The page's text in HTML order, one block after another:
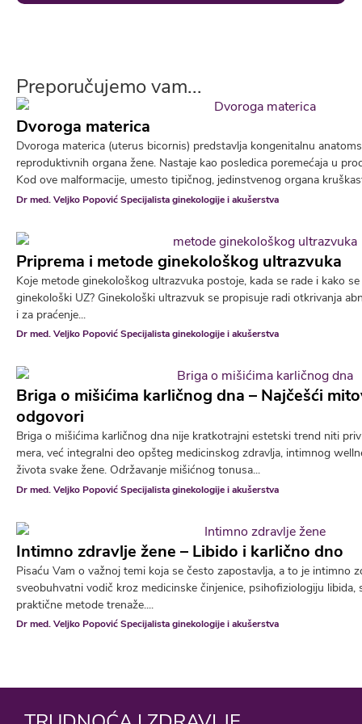
Preporučujemo vam...
Dvoroga materica
Dvoroga materica (uterus bicornis) predstavlja kongenitalnu
reproduktivnih organa žene. Nastaje kao posledica poremećaja u
Kod ove malformacije, umesto tipičnog, jedinstvenog organa
Dr med. Veljko Popović Specijalista ginekologije i akušerstva
Priprema i metode ginekološkog ultrazvuka
Koje metode ginekološkog ultrazvuka postoje, kada se rade i kako
ginekološki UZ? Ginekološki ultrazvuk se propisuje radi otkrivanja
i za praćenje...
Dr med. Veljko Popović Specijalista ginekologije i akušerstva
Briga o mišićima karličnog dna – Najčešći
odgovori
Briga o mišićima karličnog dna nije kratkotrajni estetski trend niti
mera, već integralni deo opšteg medicinskog zdravlja, intimnog
života svake žene. Održavanje mišićnog tonusa...
Dr med. Veljko Popović Specijalista ginekologije i akušerstva
Intimno zdravlje žene – Libido i karlično dno
Pisaću Vam o važnoj temi koja se često zapostavlja, a to je intimno
sveobuhvatni vodič kroz medicinske činjenice, psihofiziologiju libida,
praktične metode trenaže....
Dr med. Veljko Popović Specijalista ginekologije i akušerstva